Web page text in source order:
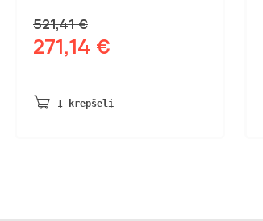
521,41€
Pradinė
521,41 €.
271,14 €
Į krepšelį